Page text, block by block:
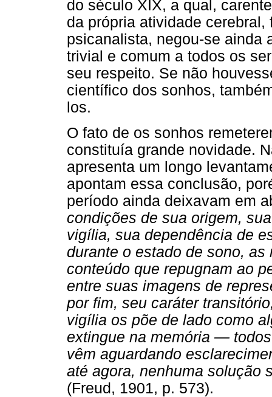
do século XIX, a qual,
da própria atividade
psicanalista, negou-se ainda
trivial e comum a todos os
seu respeito. Se não
científico dos sonhos,
los.
O fato de os sonhos
constituía grande novidade.
apresenta um longo
apontam essa conclusão,
período ainda deixavam em
condições de sua origem,
vigília, sua dependência de
durante o estado de sono,
conteúdo que repugnam ao
entre suas imagens de
por fim, seu caráter
vigília os põe de lado como
extingue na memória —
vêm aguardando
até agora, nenhuma solução
(Freud, 1901, p. 573).